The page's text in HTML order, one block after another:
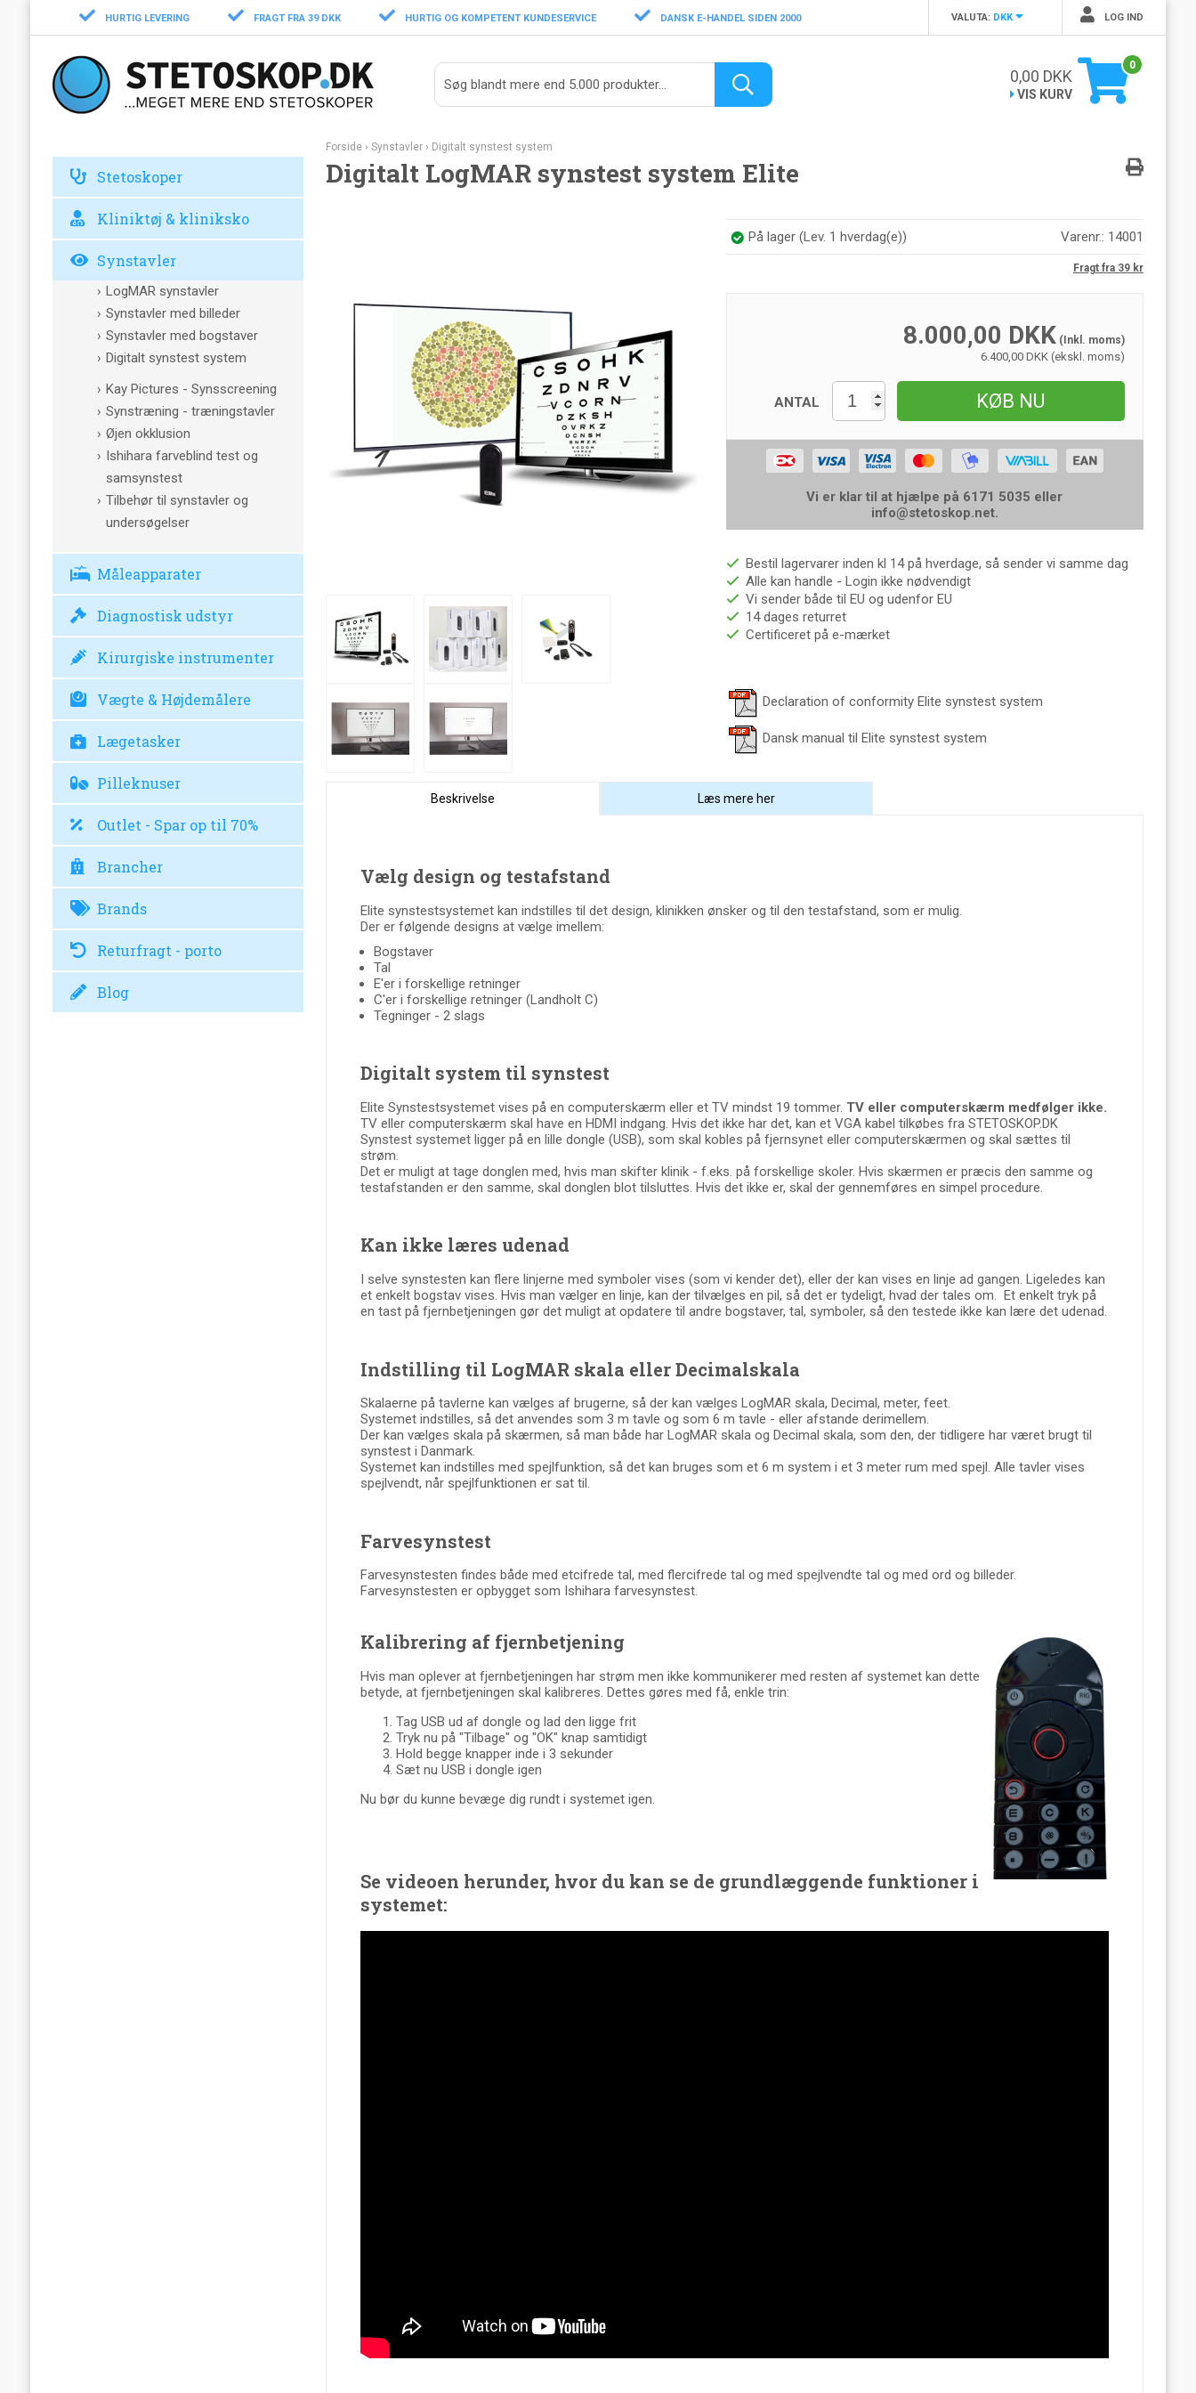
HURTIG LEVERING FRAGT FRA 39 DKK HURTIG OG KOMPETENT KUNDESERVICE DANSK E-HANDEL SIDEN 2000 LOG IND
VALUTA: DKK
0
0,00 DKK
VIS KURV
Stetoskoper
Kliniktøj & kliniksko
Synstavler
LogMAR synstavler
Synstavler med billeder
Synstavler med bogstaver
Digitalt synstest system
Kay Pictures - Synsscreening
Synstræning - træningstavler
Øjen okklusion
Ishihara farveblind test og
samsynstest
Tilbehør til synstavler og
undersøgelser
Måleapparater
Diagnostisk udstyr
Kirurgiske instrumenter
Vægte & Højdemålere
Lægetasker
Pilleknuser
Outlet - Spar op til 70%
Brancher
Brands
Returfragt - porto
Blog
Forside› Synstavler› Digitalt synstest system
Digitalt LogMAR synstest system Elite
På lager(Lev. 1 hverdag(e)) Varenr.: 14001
Fragt fra 39 kr
8.000,00 DKK (Inkl. moms)
6.400,00 DKK (ekskl. moms)
ANTAL KØB NU
Vi er klar til at hjælpe på 6171 5035 eller
info@stetoskop.net.
Bestil lagervarer inden kl 14 på hverdage, så sender vi samme dag
Alle kan handle - Login ikke nødvendigt
Vi sender både til EU og udenfor EU
14 dages returret
Certificeret på e-mærket
Declaration of conformity Elite synstest system
Dansk manual til Elite synstest system
Beskrivelse Læs mere her
Vælg design og testafstand
Elite synstestsystemet kan indstilles til det design, klinikken ønsker og til den testafstand, som er mulig.
Der er følgende designs at vælge imellem:
Bogstaver
Tal
E'er i forskellige retninger
C'er i forskellige retninger (Landholt C)
Tegninger - 2 slags
Digitalt system til synstest
Elite Synstestsystemet vises på en computerskærm eller et TV mindst 19 tommer. TV eller computerskærm medfølger ikke.
TV eller computerskærm skal have en HDMI indgang. Hvis det ikke har det, kan et VGA kabel tilkøbes fra STETOSKOP.DK
Synstest systemet ligger på en lille dongle (USB), som skal kobles på fjernsynet eller computerskærmen og skal sættes til
strøm.
Det er muligt at tage donglen med, hvis man skifter klinik - f.eks. på forskellige skoler. Hvis skærmen er præcis den samme og
testafstanden er den samme, skal donglen blot tilsluttes. Hvis det ikke er, skal der gennemføres en simpel procedure.
Kan ikke læres udenad
I selve synstesten kan flere linjerne med symboler vises (som vi kender det), eller der kan vises en linje ad gangen. Ligeledes kan
et enkelt bogstav vises. Hvis man vælger en linje, kan der tilvælges en pil, så det er tydeligt, hvad der tales om. Et enkelt tryk på
en tast på fjernbetjeningen gør det muligt at opdatere til andre bogstaver, tal, symboler, så den testede ikke kan lære det udenad.
Indstilling til LogMAR skala eller Decimalskala
Skalaerne på tavlerne kan vælges af brugerne, så der kan vælges LogMAR skala, Decimal, meter, feet.
Systemet indstilles, så det anvendes som 3 m tavle og som 6 m tavle - eller afstande derimellem.
Der kan vælges skala på skærmen, så man både har LogMAR skala og Decimal skala, som den, der tidligere har været brugt til
synstest i Danmark.
Systemet kan indstilles med spejlfunktion, så det kan bruges som et 6 m system i et 3 meter rum med spejl. Alle tavler vises
spejlvendt, når spejlfunktionen er sat til.
Farvesynstest
Farvesynstesten findes både med etcifrede tal, med flercifrede tal og med spejlvendte tal og med ord og billeder.
Farvesynstesten er opbygget som Ishihara farvesynstest.
Kalibrering af fjernbetjening
Hvis man oplever at fjernbetjeningen har strøm men ikke kommunikerer med resten af systemet kan dette
betyde, at fjernbetjeningen skal kalibreres. Dettes gøres med få, enkle trin:
Tag USB ud af dongle og lad den ligge frit
Tryk nu på "Tilbage" og "OK" knap samtidigt
Hold begge knapper inde i 3 sekunder
Sæt nu USB i dongle igen
Nu bør du kunne bevæge dig rundt i systemet igen.
Se videoen herunder, hvor du kan se de grundlæggende funktioner i
systemet: